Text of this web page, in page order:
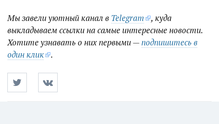
Мы завели уютный канал в Telegram
, куда
выкладываем ссылки на самые интересные новости.
Хотите узнавать о них первыми —подпишитесь в
один клик
.